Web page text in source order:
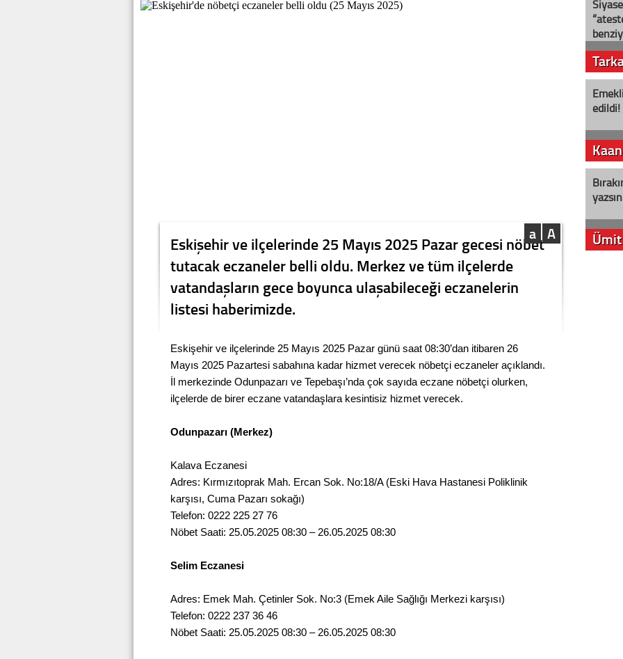
A
a
Eskişehir ve ilçelerinde 25 Mayıs 2025 Pazar gecesi nöbet
tutacak eczaneler belli oldu. Merkez ve tüm ilçelerde
vatandaşların gece boyunca ulaşabileceği eczanelerin
listesi haberimizde.
Eskişehir ve ilçelerinde 25 Mayıs 2025 Pazar günü saat 08:30’dan itibaren 26
Mayıs 2025 Pazartesi sabahına kadar hizmet verecek nöbetçi eczaneler açıklandı.
İl merkezinde Odunpazarı ve Tepebaşı’nda çok sayıda eczane nöbetçi olurken,
ilçelerde de birer eczane vatandaşlara kesintisiz hizmet verecek.
Odunpazarı (Merkez)
Kalava Eczanesi
Adres: Kırmızıtoprak Mah. Ercan Sok. No:18/A (Eski Hava Hastanesi Poliklinik
karşısı, Cuma Pazarı sokağı)
Telefon: 0222 225 27 76
Nöbet Saati: 25.05.2025 08:30 – 26.05.2025 08:30
Selim Eczanesi
Adres: Emek Mah. Çetinler Sok. No:3 (Emek Aile Sağlığı Merkezi karşısı)
Telefon: 0222 237 36 46
Nöbet Saati: 25.05.2025 08:30 – 26.05.2025 08:30
edildi!
yazsın